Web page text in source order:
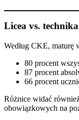
Licea vs.
Według CKE, maturę
80 procent
87 procent
66 procent
Różnice widać
obowiązkowych na